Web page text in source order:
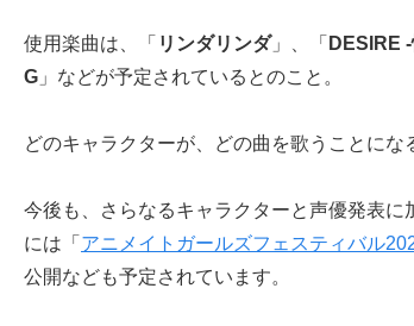
使用楽曲は、「 リンダリンダ」、「 DESIRE
G 」などが予定されているとのこと。
どのキャラクターが、どの曲を歌うことにな
今後も、さらなるキャラクターと声優発表
には「 アニメイトガールズフェスティバル
公開なども予定されています。